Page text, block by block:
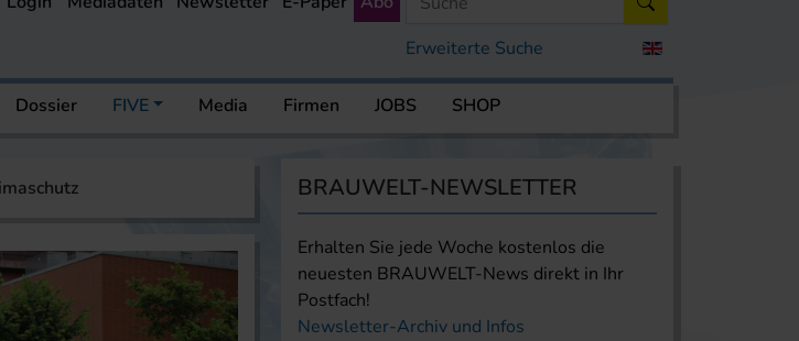
Erweiterte Suche
Dossier FIVE Media Firmen JOBS SHOP
BRAUWELT-NEWSLETTER
Erhalten Sie jede Woche kostenlos die
neuesten BRAUWELT-News direkt in Ihr
Postfach!
Newsletter-Archiv und Infos